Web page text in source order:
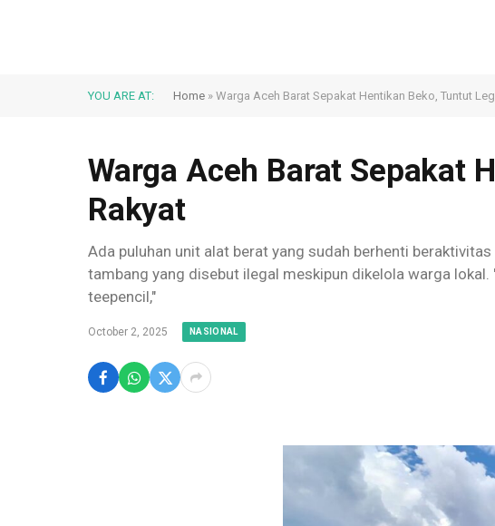
YOU ARE AT: Home » Warga Aceh Barat Sepakat Hentikan Beko, Tuntut
Warga Aceh Barat Sepakat
Rakyat
Ada puluhan unit alat berat yang sudah berhenti
tambang yang disebut ilegal meskipun dikelola warga
teepencil,"
October 2, 2025 NASIONAL